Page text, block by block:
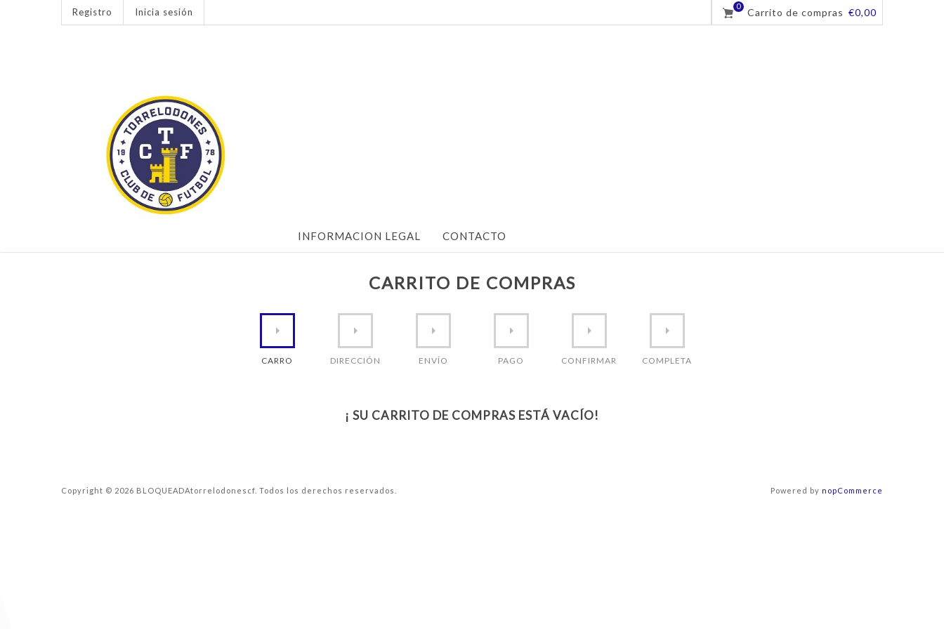
Registro Inicia sesión
0
Carrito de compras €0,00
INFORMACION LEGAL CONTACTO
CARRO DIRECCIÓN ENVÍO PAGO CONFIRMAR COMPLETA
CARRITO DE COMPRAS
¡ SU CARRITO DE COMPRAS ESTÁ VACÍO!
Copyright © 2026 BLOQUEADAtorrelodonescf. Todos los derechos reservados. Powered by nopCommerce